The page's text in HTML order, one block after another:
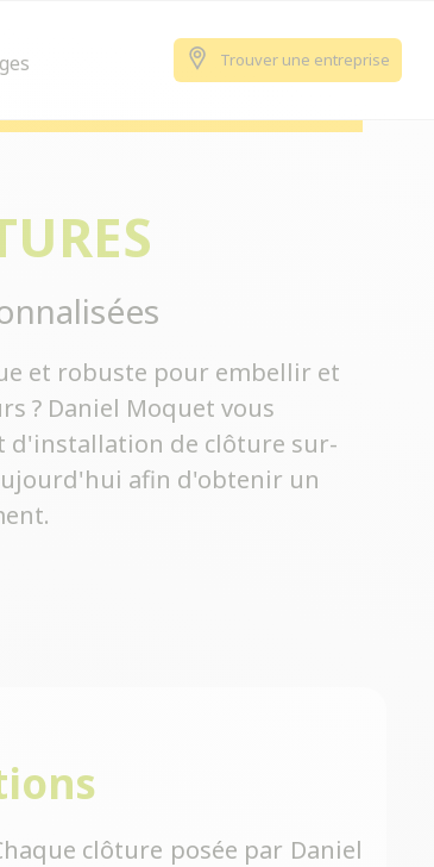
Trouver une entreprise
et robuste pour embellir et
? Daniel Moquet vous
d'installation de clôture sur-
afin d'obtenir un
clôture posée par Daniel